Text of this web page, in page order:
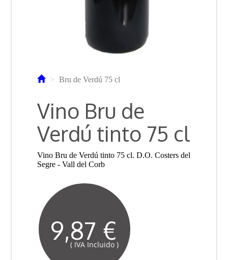
Bru de Verdú 75 cl
Vino Bru de
Verdú tinto 75 cl
Vino Bru de Verdú tinto 75 cl. D.O. Costers del
Segre - Vall del Corb
9,87 €
( IVA Incluido )